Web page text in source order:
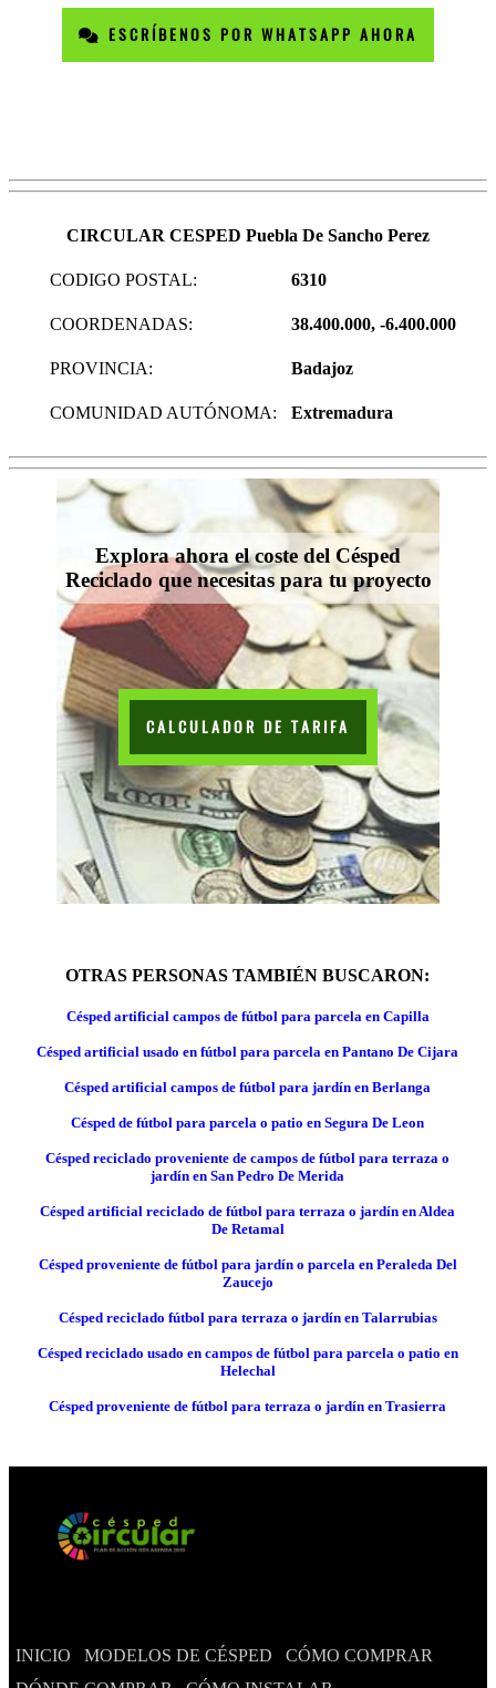
ESCRÍBENOS POR WHATSAPP AHORA
CIRCULAR CESPED Puebla De Sancho Perez
CODIGO POSTAL: 6310
COORDENADAS: 38.400.000, -6.400.000
PROVINCIA: Badajoz
COMUNIDAD AUTÓNOMA: Extremadura
Explora ahora el coste del Césped
Reciclado que necesitas para tu proyecto
CALCULADOR DE TARIFA
OTRAS PERSONAS TAMBIÉN BUSCARON:
Césped artificial campos de fútbol para parcela en Capilla
Césped artificial usado en fútbol para parcela en Pantano De Cijara
Césped artificial campos de fútbol para jardín en Berlanga
Césped de fútbol para parcela o patio en Segura De Leon
Césped reciclado proveniente de campos de fútbol para terraza o
jardín en San Pedro De Merida
Césped artificial reciclado de fútbol para terraza o jardín en Aldea
De Retamal
Césped proveniente de fútbol para jardín o parcela en Peraleda Del
Zaucejo
Césped reciclado fútbol para terraza o jardín en Talarrubias
Césped reciclado usado en campos de fútbol para parcela o patio en
Helechal
Césped proveniente de fútbol para terraza o jardín en Trasierra
INICIO MODELOS DE CÉSPED
CÓMO COMPRAR